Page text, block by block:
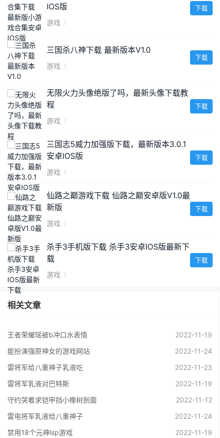
IOS版
游戏
下载
三国杀八神下载 最新版本V1.0
游戏
下载
无限火力头像绝版了吗，最新头像下载教
程
游戏
下载
三国志5威力加强版下载，最新版本3.0.1
安卓IOS版
游戏
下载
仙路之巅游戏下载 仙路之巅安卓版V1.0最
新版
游戏
下载
杀手3手机版下载 杀手3安卓IOS版最新下
载
游戏
下载
相关文章
王者荣耀瑶被b冲口水表情
2022-11-19
能扮演强原神女的游戏网站
2022-11-24
雷将军给八重神子乳液吃
2022-11-23
雷将军乳液对巴特斯
2022-11-19
守约哭着求铠甲挡小橡树剖面
2022-11-12
雷电将军乳液给八重神子
2022-11-24
禁用18个元神lsp游戏
2022-11-19